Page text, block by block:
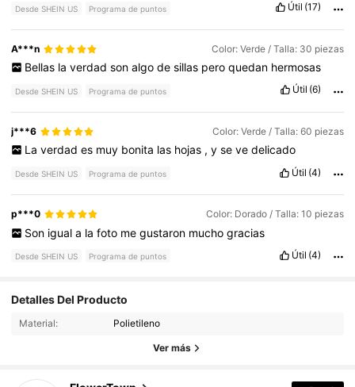
Desde SHEIN US Programa de puntos Útil (17)
A***n Color: Verde / Talla: 30 piezas
Bellas la verdad son algo de sillas pero quedan hermosas
Desde SHEIN US Programa de puntos Útil (6)
j***6 Color: Verde / Talla: 60 piezas
La verdad es muy bonita las hojas , y se ve delicado
Desde SHEIN US Programa de puntos Útil (4)
p***0 Color: Dorado / Talla: 10 piezas
Son igual a la foto me gustaron mucho gracias
Desde SHEIN US Programa de puntos Útil (4)
Detalles Del Producto
Material: Polietileno
Ver más
4.88
31K Seguidores